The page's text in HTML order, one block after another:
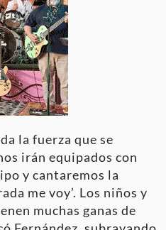
la fuerza que se
irán equipados con
y cantaremos la
me voy’. Los niños y
muchas ganas de